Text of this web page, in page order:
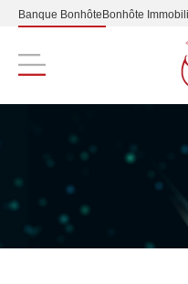
Banque Bonhôte Bonhôte